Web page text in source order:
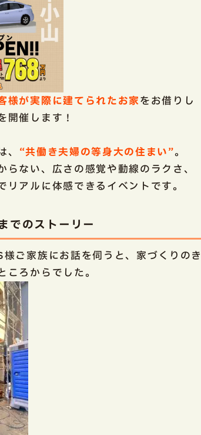
様が実際に建てられたお家をお借りし
開催します！
“共働き夫婦の等身大の住まい”。
らない、広さの感覚や動線のラクさ、
アルに体感できるイベントです。
でのストーリー
ご家族にお話を伺うと、家づくりのき
ろからでした。